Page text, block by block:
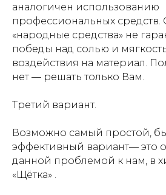
аналогичен использованию
профессиональных средств.
«народные средства» не
победы над солью и
воздействия на материал.
нет — решать только Вам.
Третий вариант.
Возможно самый простой,
эффективный вариант— это
данной проблемой к нам, в
«Щётка» .